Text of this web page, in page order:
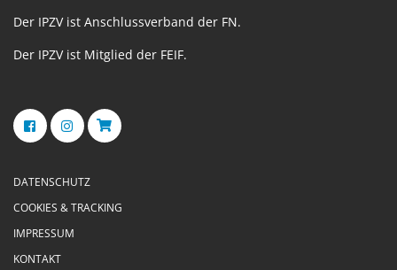
Der IPZV ist Anschlussverband der FN.
Der IPZV ist Mitglied der FEIF.
DATENSCHUTZ
COOKIES & TRACKING
IMPRESSUM
KONTAKT